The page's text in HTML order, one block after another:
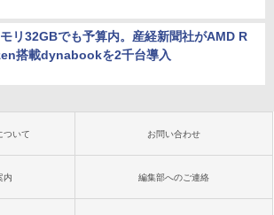
モリ32GBでも予算内。産経新聞社がAMD R
搭載dynabookを2千台導入
ついて お問い合わせ
内 編集部へのご連絡